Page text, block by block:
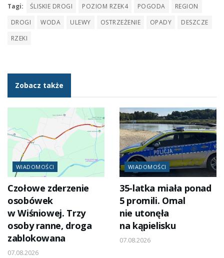
Tagi: ŚLISKIE DROGI POZIOM RZEK4 POGODA
REGION
DROGI
WODA ULEWY OSTRZEŻENIE OPADY
DESZCZE
RZEKI
Zobacz także
WIADOMOŚCI
Czołowe zderzenie
osobówek
w Wiśniowej. Trzy
osoby ranne, droga
zablokowana
07.08.2026
WIADOMOŚCI
35-latka miała ponad
5 promili. Omal
nie utonęła
na kąpielisku
07.08.2026